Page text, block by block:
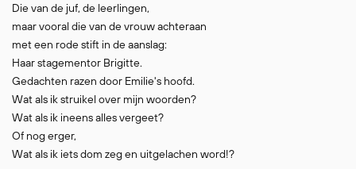
Die van de juf, de leerlingen,
maar vooral die van de vrouw achteraan
met een rode stift in de aanslag:
Haar stagementor Brigitte.
Gedachten razen door Emilie's hoofd.
Wat als ik struikel over mijn woorden?
Wat als ik ineens alles vergeet?
Of nog erger,
Wat als ik iets dom zeg en uitgelachen word!?